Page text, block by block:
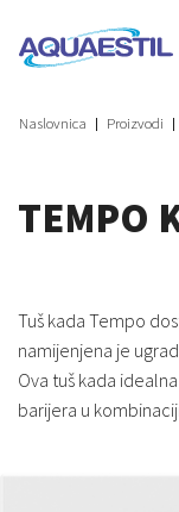
Naslovnica Proizvodi
TEMPO
Tuš kada Tempo
namijenjena je
Ova tuš kada
barijera u